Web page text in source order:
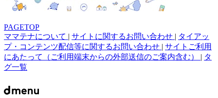
PAGETOP
ママテナについて | サイトに関するお問い合わせ | タイアッ
プ・コンテンツ配信等に関するお問い合わせ | サイトご利用
にあたって（ご利用端末からの外部送信のご案内含む） | タ
グ一覧